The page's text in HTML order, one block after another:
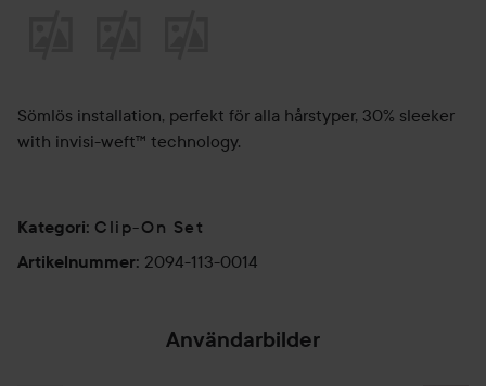
Sömlös installation, perfekt för alla hårstyper, 30% sleeker
with invisi-weft™ technology.
Kategori: Clip-On Set
Artikelnummer: 2094-113-0014
Användarbilder